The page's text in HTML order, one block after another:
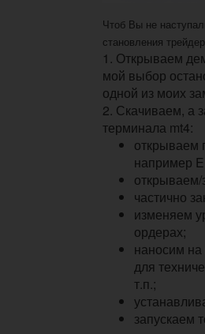
Чтоб Вы не
становления
1. Открываем
мой выбор
одной из моих
2. Скачиваем, а
терминала mt4:
открываем
например
частично
изменяем
ордерах;
наносим
для
т.п.;
запускаем